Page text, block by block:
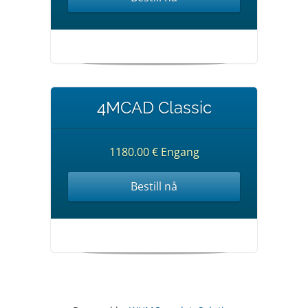
4MCAD Classic
1180.00 € Engang
Bestill nå